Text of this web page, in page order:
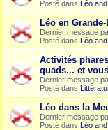
Posté dans Léo
Léo en
Dernier message
Posté dans Léo
Activités
quads... et
Dernier message
Posté dans
Léo dans la
Dernier message
Posté dans Léo